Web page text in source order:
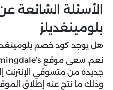
الأسئلة الشائعة
بلومينغديلز
هل يوجد كود خصم
جديدة من متسوقي الإنترنت
وذلك ما نتج عنه إطلاق